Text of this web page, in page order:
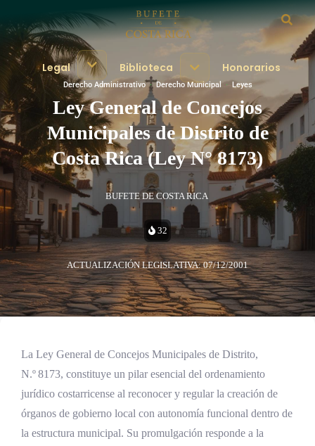
Legal Biblioteca Honorarios
Derecho Administrativo·Derecho Municipal · Leyes
Ley General de Concejos
Municipales de Distrito de
Costa Rica (Ley N° 8173)
BUFETE DE COSTA RICA
32
ACTUALIZACIÓN LEGISLATIVA: 07/12/2001
La Ley General de Concejos Municipales de Distrito,
N.º 8173, constituye un pilar esencial del ordenamiento
jurídico costarricense al reconocer y regular la creación de
órganos de gobierno local con autonomía funcional dentro de
la estructura municipal. Su promulgación responde a la